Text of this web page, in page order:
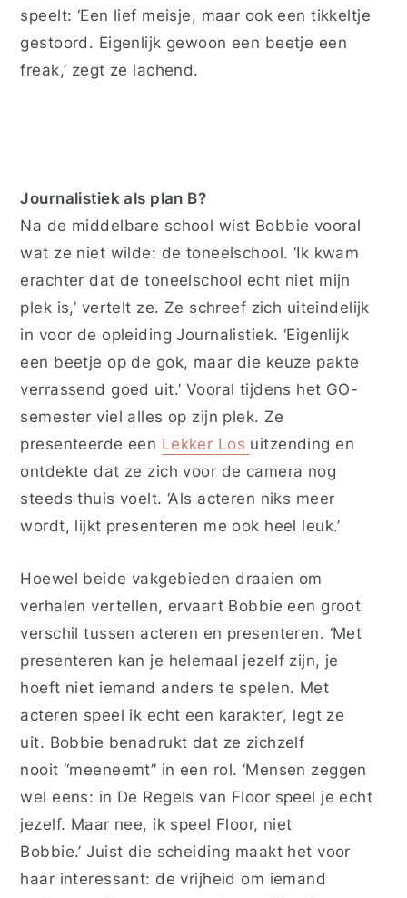
speelt: ‘Een lief meisje, maar ook een tikkeltje
gestoord. Eigenlijk gewoon een beetje een
freak,’ zegt ze lachend.
Journalistiek als plan B?
Na de middelbare school wist Bobbie vooral
wat ze niet wilde: de toneelschool. ‘Ik kwam
erachter dat de toneelschool echt niet mijn
plek is,’ vertelt ze. Ze schreef zich uiteindelijk
in voor de opleiding Journalistiek. ‘Eigenlijk
een beetje op de gok, maar die keuze pakte
verrassend goed uit.’ Vooral tijdens het GO-
semester viel alles op zijn plek. Ze
presenteerde een Lekker Los uitzending en
ontdekte dat ze zich voor de camera nog
steeds thuis voelt. ‘Als acteren niks meer
wordt, lijkt presenteren me ook heel leuk.’
Hoewel beide vakgebieden draaien om
verhalen vertellen, ervaart Bobbie een groot
verschil tussen acteren en presenteren. ‘Met
presenteren kan je helemaal jezelf zijn, je
hoeft niet iemand anders te spelen. Met
acteren speel ik echt een karakter’, legt ze
uit. Bobbie benadrukt dat ze zichzelf
nooit “meeneemt” in een rol. ‘Mensen zeggen
wel eens: in De Regels van Floor speel je echt
jezelf. Maar nee, ik speel Floor, niet
Bobbie.’ Juist die scheiding maakt het voor
haar interessant: de vrijheid om iemand